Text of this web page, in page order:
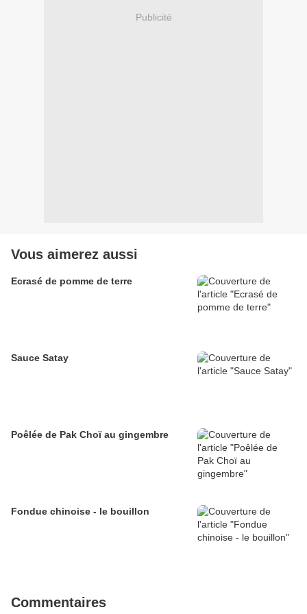
Publicité
Vous aimerez aussi
Ecrasé de pomme de terre
Sauce Satay
Poêlée de Pak Choï au gingembre
Fondue chinoise - le bouillon
Commentaires